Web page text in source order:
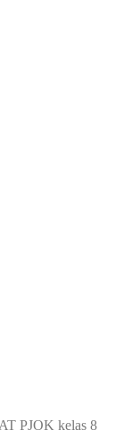
PJOK kelas 8